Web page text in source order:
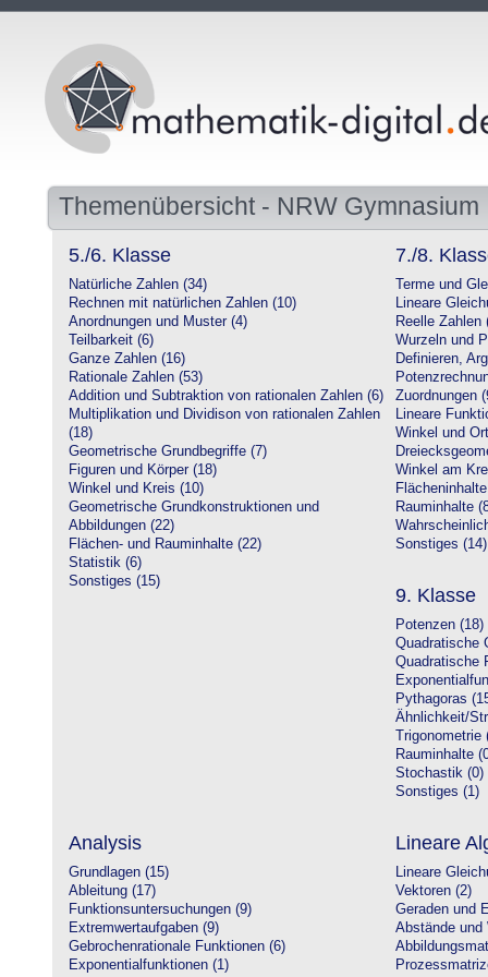
Themenübersicht - NRW Gymnasium
5./6. Klasse
Natürliche Zahlen (34)
Rechnen mit natürlichen Zahlen (10)
Anordnungen und Muster (4)
Teilbarkeit (6)
Ganze Zahlen (16)
Rationale Zahlen (53)
Addition und Subtraktion von rationalen Zahlen (6)
Multiplikation und Dividison von rationalen Zahlen
(18)
Geometrische Grundbegriffe (7)
Figuren und Körper (18)
Winkel und Kreis (10)
Geometrische Grundkonstruktionen und
Abbildungen (22)
Flächen- und Rauminhalte (22)
Statistik (6)
Sonstiges (15)
7./8.
Terme und
Lineare
Reelle Zahlen
Wurzeln und
Definieren,
Zuordnungen
Lineare
Winkel und
Winkel am
Rauminhalte
Sonstiges (14)
9. Klasse
Potenzen (18)
Quadratische
Quadratische
Pythagoras
Ähnlichkeit/
Trigonometrie
Rauminhalte
Stochastik (0)
Sonstiges (1)
Analysis
Grundlagen (15)
Ableitung (17)
Funktionsuntersuchungen (9)
Extremwertaufgaben (9)
Gebrochenrationale Funktionen (6)
Exponentialfunktionen (1)
Lineare
Lineare
Vektoren (2)
Geraden und
Abstände und